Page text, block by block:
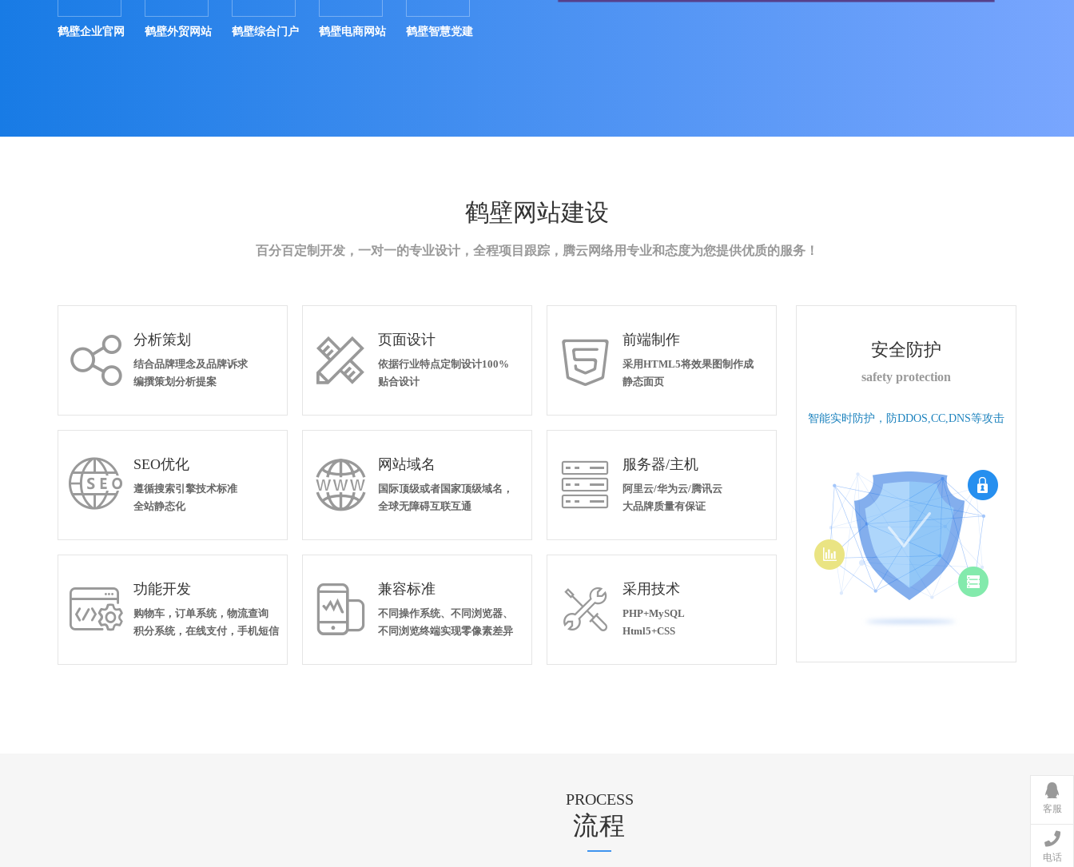
鹤壁企业官网 鹤壁外贸网站 鹤壁综合门户 鹤壁电商网站 鹤壁智慧党建
鹤壁网站建设
百分百定制开发，一对一的专业设计，全程项目跟踪，腾云网络用专业和态度为您提供优质的服务！
 分析策划
结合品牌理念及品牌诉求
编撰策划分析提案
 页面设计
依据行业特点定制设计100%
贴合设计
 前端制作
采用HTML5将效果图制作成
静态面页
 SEO优化
遵循搜索引擎技术标准
全站静态化
 网站域名
国际顶级或者国家顶级域名，
全球无障碍互联互通
 服务器/主机
阿里云/华为云/腾讯云
大品牌质量有保证
 功能开发
购物车，订单系统，物流查询
积分系统，在线支付，手机短信
 兼容标准
不同操作系统、不同浏览器、
不同浏览终端实现零像素差异
 采用技术
PHP+MySQL
Html5+CSS
安全防护
safety protection
智能实时防护，防DDOS,CC,DNS等攻击
PROCESS
流程
客服
电话